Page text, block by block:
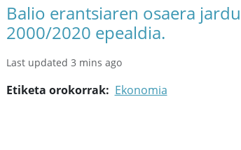
Balio erantsiaren osaera
2000/2020 epealdia.
Last updated 3 mins ago
Etiketa orokorrak Ekonomia